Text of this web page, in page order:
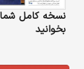
نسخه کامل
بخوانید